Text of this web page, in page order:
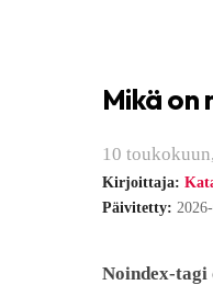
Mikä on
10
Kirjoittaja:
Päivitetty:
Noindex-tagi